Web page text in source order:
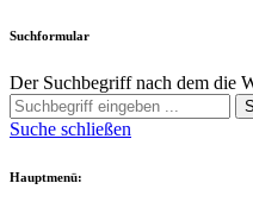
Suchformular
Der Suchbegriff nach dem die
Suche schließen
Hauptmenü: